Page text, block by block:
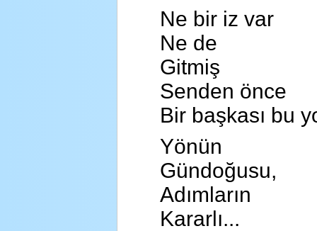
Ne bir iz var
Ne de
Gitmiş
Senden önce
Bir başkası bu
Yönün
Gündoğusu,
Adımların
Kararlı...